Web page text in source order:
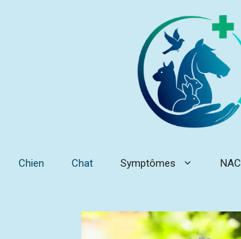
Chien Chat Symptômes NAC